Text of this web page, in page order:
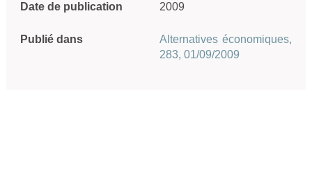
Date de publication 2009
Publié dans
Alternatives économiques,
283, 01/09/2009